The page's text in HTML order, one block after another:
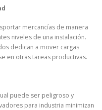
mercancías de manera
niveles de una instalación.
dedican a mover cargas
en otras tareas productivas.
puede ser peligroso y
para industria minimizan